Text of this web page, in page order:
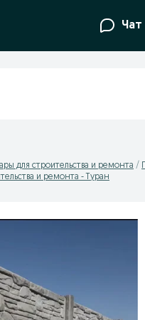
Чат
для строительства и ремонта
и ремонта - Туран